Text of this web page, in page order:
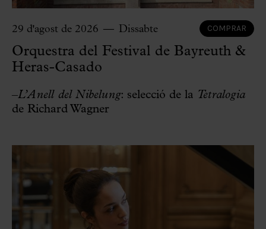
29 d'agost de 2026 Dissabte COMPRAR
Orquestra del Festival de Bayreuth &
Heras-Casado
–L’Anell del Nibelung: selecció de la Tetralogia
de Richard Wagner